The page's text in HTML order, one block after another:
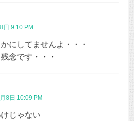
日 9:10 PM
にしてませんよ・・・
念です・・・
8日 10:09 PM
じゃない